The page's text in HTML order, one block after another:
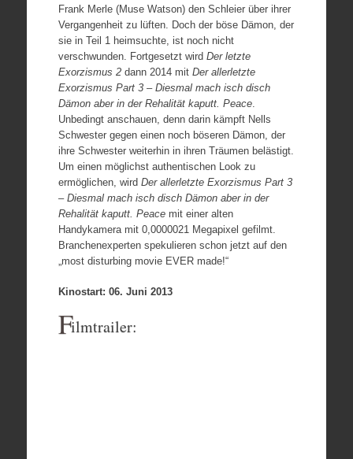
Frank Merle (Muse Watson) den Schleier über ihrer
Vergangenheit zu lüften. Doch der böse Dämon, der
sie in Teil 1 heimsuchte, ist noch nicht
verschwunden. Fortgesetzt wird Der letzte
Exorzismus 2 dann 2014 mit Der allerletzte
Exorzismus Part 3 – Diesmal mach isch disch
Dämon aber in der Rehalität kaputt. Peace.
Unbedingt anschauen, denn darin kämpft Nells
Schwester gegen einen noch böseren Dämon, der
ihre Schwester weiterhin in ihren Träumen belästigt.
Um einen möglichst authentischen Look zu
ermöglichen, wird Der allerletzte Exorzismus Part 3
– Diesmal mach isch disch Dämon aber in der
Rehalität kaputt. Peacemit einer alten
Handykamera mit 0,0000021 Megapixel gefilmt.
Branchenexperten spekulieren schon jetzt auf den
„most disturbing movie EVER made!“
Kinostart: 06. Juni 2013
Filmtrailer: